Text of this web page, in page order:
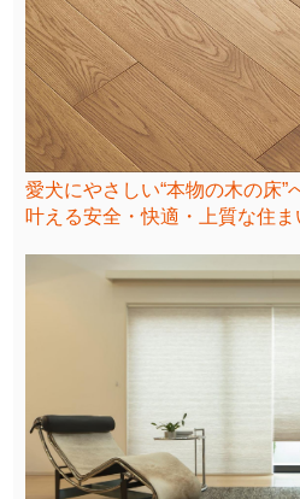
愛犬にやさしい“本物の木の床
叶える安全・快適・上質な住ま